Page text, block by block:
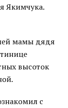
Якимчука.
мамы дядя
высоток
с